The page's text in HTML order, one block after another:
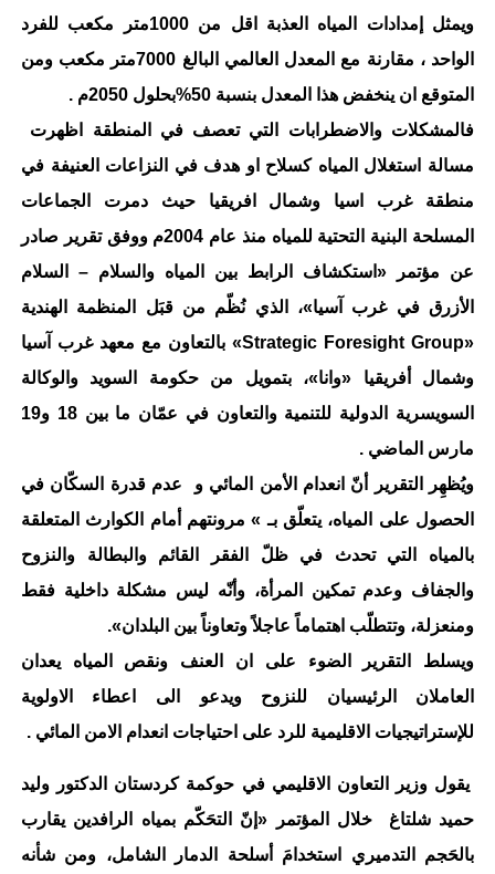
ويمثل إمدادات المياه العذبة اقل من 1000متر مكعب للفرد
الواحد ، مقارنة مع المعدل العالمي البالغ 7000متر مكعب ومن
المتوقع ان ينخفض هذا المعدل بنسبة 50%بحلول 2050م .
فالمشكلات والاضطرابات التي تعصف في المنطقة اظهرت
مسالة استغلال المياه كسلاح او هدف في النزاعات العنيفة في
منطقة غرب اسيا وشمال افريقيا حيث دمرت الجماعات
المسلحة البنية التحتية للمياه منذ عام 2004م ووفق تقرير صادر
عن مؤتمر «استكشاف الرابط بين المياه والسلام – السلام
الأزرق في غرب آسيا»، الذي نُظّم من قبَل المنظمة الهندية
«Strategic Foresight Group» بالتعاون مع معهد غرب آسيا
وشمال أفريقيا «وانا»، بتمويل من حكومة السويد والوكالة
السويسرية الدولية للتنمية والتعاون في عمّان ما بين 18 و19
مارس الماضي .
ويُظهِر التقرير أنّ انعدام الأمن المائي و عدم قدرة السكّان في
الحصول على المياه، يتعلّق بـ » مرونتهم أمام الكوارث المتعلقة
بالمياه التي تحدث في ظلّ الفقر القائم والبطالة والنزوح
والجفاف وعدم تمكين المرأة، وأنّه ليس مشكلة داخلية فقط
ومنعزلة، وتتطلّب اهتماماً عاجلاً وتعاوناً بين البلدان».
ويسلط التقرير الضوء على ان العنف ونقص المياه يعدان
العاملان الرئيسيان للنزوح ويدعو الى اعطاء الاولوية
للإستراتيجيات الاقليمية للرد على احتياجات انعدام الامن المائي .
يقول وزير التعاون الاقليمي في حوكمة كردستان الدكتور وليد
حميد شلتاغ خلال المؤتمر «إنّ التحَكّم بمياه الرافدين يقارب
بالحَجم التدميري استخدامَ أسلحة الدمار الشامل، ومن شأنه